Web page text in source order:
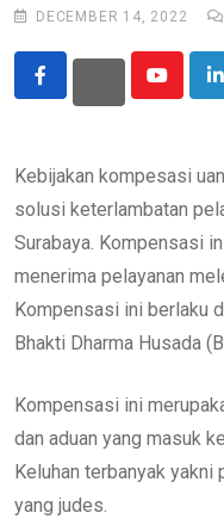
DECEMBER 14, 2022
Youtube
Kebijakan kompesasi
solusi keterlambatan
Surabaya. Kompensasi
menerima pelayanan
Kompensasi ini berlaku
Bhakti Dharma Husada
Kompensasi ini
dan aduan yang masuk
Keluhan terbanyak
yang judes.